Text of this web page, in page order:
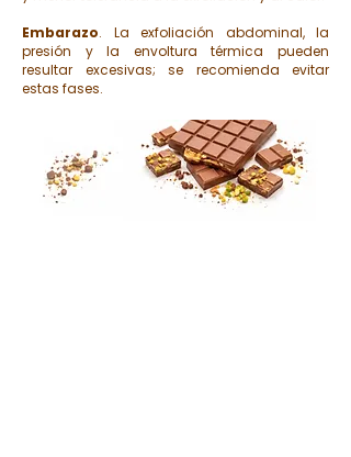
Embarazo. La exfoliación abdominal, la
presión y la envoltura térmica pueden
resultar excesivas; se recomienda evitar
estas fases.